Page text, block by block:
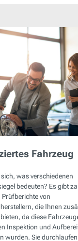
Fahrzeug
was verschiedenen
bedeuten? Es gibt
Prüfberichte von
die Ihnen
da diese
Inspektion und
wurden. Sie